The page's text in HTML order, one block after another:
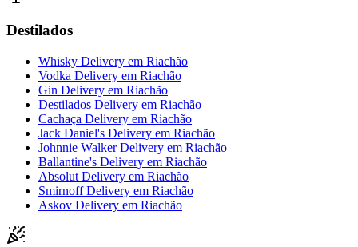
Destilados
Whisky Delivery em Riachão
Vodka Delivery em Riachão
Gin Delivery em Riachão
Destilados Delivery em Riachão
Cachaça Delivery em Riachão
Jack Daniel's Delivery em Riachão
Johnnie Walker Delivery em Riachão
Ballantine's Delivery em Riachão
Absolut Delivery em Riachão
Smirnoff Delivery em Riachão
Askov Delivery em Riachão